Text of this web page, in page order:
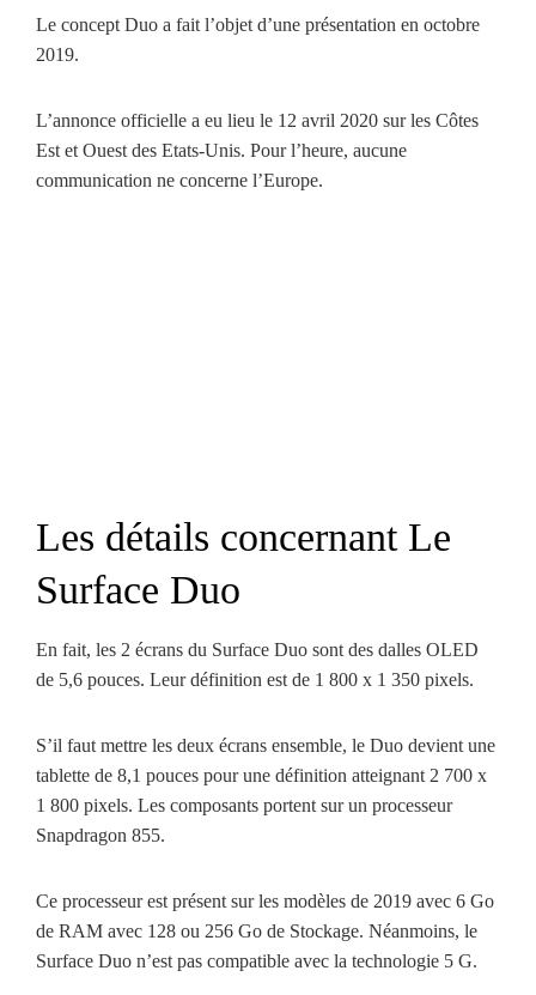
Le concept Duo a fait l’objet d’une présentation en octobre
2019.
L’annonce officielle a eu lieu le 12 avril 2020 sur les Côtes
Est et Ouest des Etats-Unis. Pour l’heure, aucune
communication ne concerne l’Europe.
Les détails concernant Le
Surface Duo
En fait, les 2 écrans du Surface Duo sont des dalles OLED
de 5,6 pouces. Leur définition est de 1 800 x 1 350 pixels.
S’il faut mettre les deux écrans ensemble, le Duo devient une
tablette de 8,1 pouces pour une définition atteignant 2 700 x
1 800 pixels. Les composants portent sur un processeur
Snapdragon 855.
Ce processeur est présent sur les modèles de 2019 avec 6 Go
de RAM avec 128 ou 256 Go de Stockage. Néanmoins, le
Surface Duo n’est pas compatible avec la technologie 5 G.